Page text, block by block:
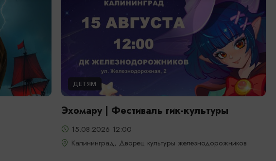
ДЕТЯМ
Эхомару | Фестиваль гик-культуры
15.08.2026 12:00
Калининград, Дворец культуры железнодорожников